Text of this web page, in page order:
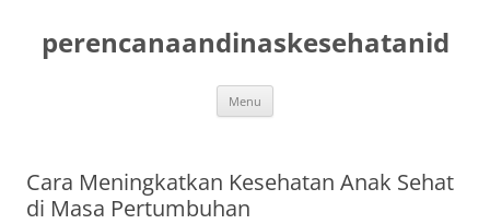
content
perencanaandinaskesehatanid
Menu
Cara Meningkatkan Kesehatan Anak Sehat
di Masa Pertumbuhan